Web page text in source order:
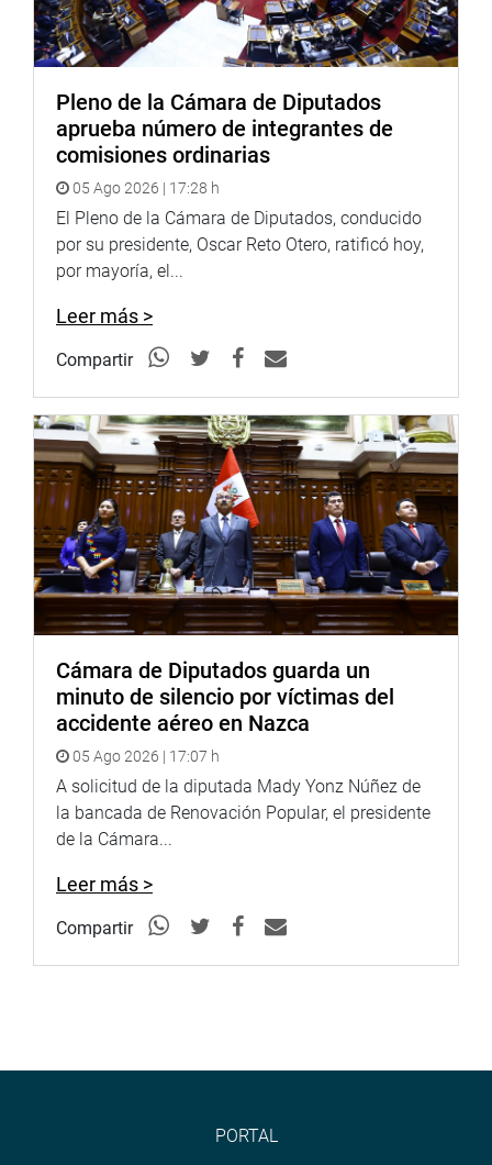
Pleno de la Cámara de Diputados
aprueba número de integrantes de
comisiones ordinarias
05 Ago 2026 | 17:28 h
El Pleno de la Cámara de Diputados, conducido
por su presidente, Oscar Reto Otero, ratificó hoy,
por mayoría, el...
Leer más >
Compartir
Cámara de Diputados guarda un
minuto de silencio por víctimas del
accidente aéreo en Nazca
05 Ago 2026 | 17:07 h
A solicitud de la diputada Mady Yonz Núñez de
la bancada de Renovación Popular, el presidente
de la Cámara...
Leer más >
Compartir
PORTAL